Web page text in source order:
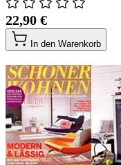
22,90 €
In den Warenkorb